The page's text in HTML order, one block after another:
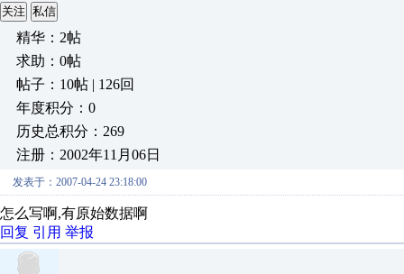
关注 私信
精华：2帖
求助：0帖
帖子：10帖 | 126回
年度积分：0
历史总积分：269
注册：2002年11月06日
发表于：2007-04-24 23:18:00
怎么写啊,有原始数据啊
回复 引用 举报